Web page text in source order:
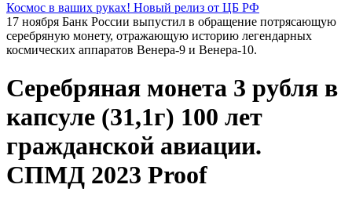
Космос в ваших руках! Новый релиз от ЦБ РФ
17 ноября Банк России выпустил в обращение потрясающую
серебряную монету, отражающую историю легендарных
космических аппаратов Венера-9 и Венера-10.
Серебряная монета 3 рубля в
капсуле (31,1г) 100 лет
гражданской авиации.
СПМД 2023 Proof